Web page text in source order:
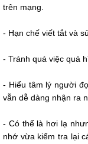
trên mạng.
- Hạn chế viết tắt và
- Tránh quá việc quá
- Hiểu tâm lý người
vẫn dễ dàng nhận ra
- Có thể là hơi lạ
nhớ vừa kiểm tra lại